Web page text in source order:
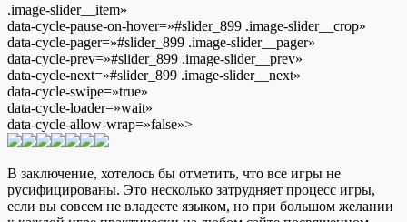
.image-slider__item»
data-cycle-pause-on-hover=»#slider_899 .image-slider__crop»
data-cycle-pager=»#slider_899 .image-slider__pager»
data-cycle-prev=»#slider_899 .image-slider__prev»
data-cycle-next=»#slider_899 .image-slider__next»
data-cycle-swipe=»true»
data-cycle-loader=»wait»
data-cycle-allow-wrap=»false»>
В заключение, хотелось бы отметить, что все игры не
русифицированы. Это несколько затрудняет процесс игры,
если вы совсем не владеете языком, но при большом желании